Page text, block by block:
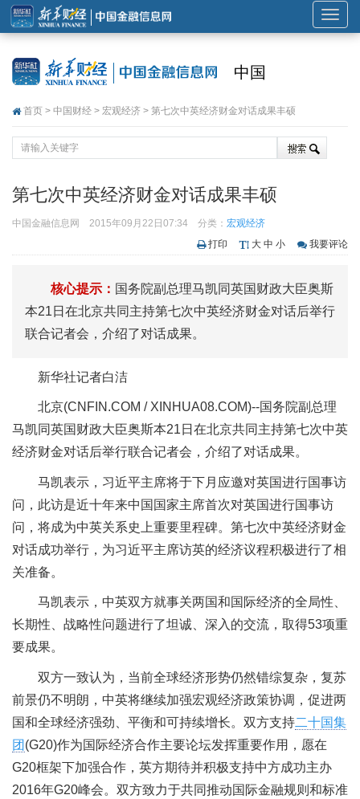
展
开
中国
首页 > 中国财经 > 宏观经济 > 第七次中英经济财金对话成果丰硕
第七次中英经济财金对话成果丰硕
中国金融信息网 2015年09月22日07:34 分类： 宏观经济
打印
大 中 小 我要评论
核心提示： 国务院副总理马凯同英国财政大臣奥斯
本21日在北京共同主持第七次中英经济财金对话后举行
联合记者会，介绍了对话成果。
新华社记者白洁
北京(CNFIN.COM / XINHUA08.COM)--国务院副总理
马凯同英国财政大臣奥斯本21日在北京共同主持第七次中英
经济财金对话后举行联合记者会，介绍了对话成果。
马凯表示，习近平主席将于下月应邀对英国进行国事访
问，此访是近十年来中国国家主席首次对英国进行国事访
问，将成为中英关系史上重要里程碑。第七次中英经济财金
对话成功举行，为习近平主席访英的经济议程积极进行了相
关准备。
马凯表示，中英双方就事关两国和国际经济的全局性、
长期性、战略性问题进行了坦诚、深入的交流，取得53项重
要成果。
双方一致认为，当前全球经济形势仍然错综复杂，复苏
前景仍不明朗，中英将继续加强宏观经济政策协调，促进两
国和全球经济强劲、平衡和可持续增长。双方支持二十国集
团 (G20)作为国际经济合作主要论坛发挥重要作用，愿在
G20框架下加强合作，英方期待并积极支持中方成功主办
2016年G20峰会。双方致力于共同推动国际金融规则和标准